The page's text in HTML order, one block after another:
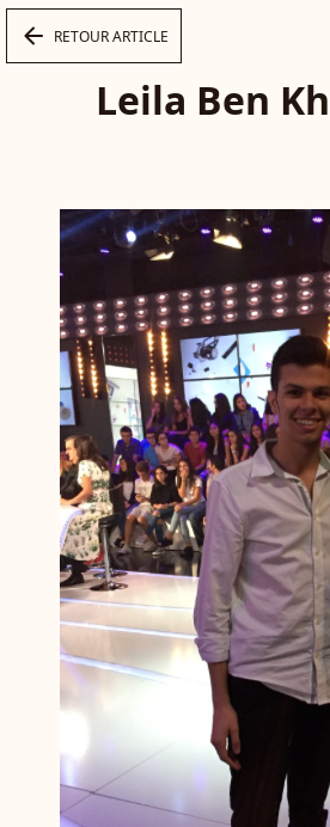
arrow_left RETOUR ARTICLE
Leila Ben